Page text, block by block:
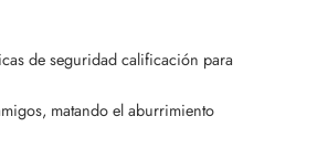
de seguridad calificación para
matando el aburrimiento